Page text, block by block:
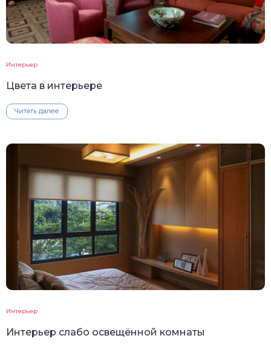
Интерьер
Цвета в интерьере
Читать далее
Интерьер
Интерьер слабо освещённой комнаты